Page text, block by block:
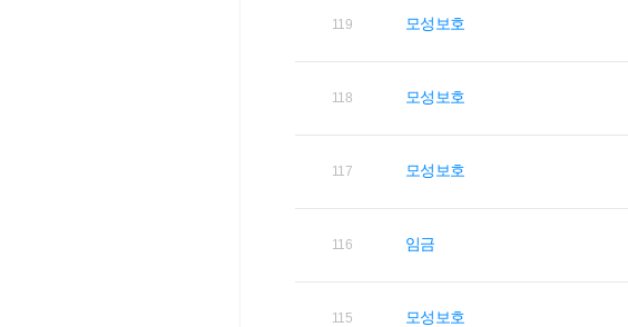
119 모성보호
118 모성보호
117 모성보호
116 임금
115 모성보호